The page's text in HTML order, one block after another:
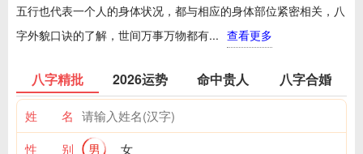
五行也代表一个人的身体状况，都与相应的身体部位紧密相关，八
字外貌口诀的了解，世间万事万物都有... 查看更多
八字精批 2026运势 命中贵人 八字合婚
姓 名
性 别
男
女